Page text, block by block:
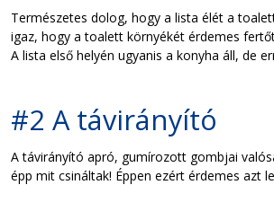
Természetes dolog, hogy a lista élét a
igaz, hogy a toalett környékét érdemes
A lista első helyén ugyanis a konyha áll, de
#2 A távirányító
A távirányító apró, gumírozott gombjai
épp mit csináltak! Éppen ezért érdemes azt